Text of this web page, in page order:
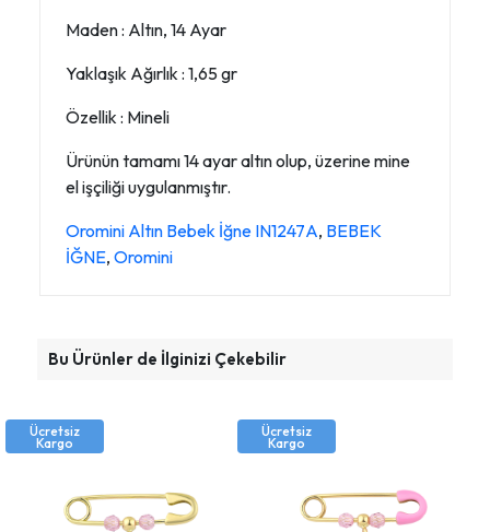
Maden : Altın, 14 Ayar
Yaklaşık Ağırlık : 1,65 gr
Özellik : Mineli
Ürünün tamamı 14 ayar altın olup, üzerine mine
el işçiliği uygulanmıştır.
Oromini Altın Bebek İğne IN1247A, BEBEK
İĞNE, Oromini
Bu Ürünler de İlginizi Çekebilir
Ücretsiz
Kargo
Ücretsiz
Kargo